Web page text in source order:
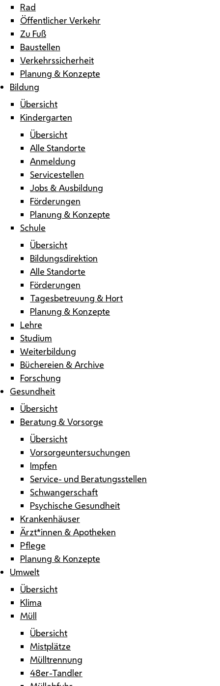
Rad
Öffentlicher Verkehr
Zu Fuß
Baustellen
Verkehrssicherheit
Planung & Konzepte
Bildung
Übersicht
Kindergarten
Übersicht
Alle Standorte
Anmeldung
Servicestellen
Jobs & Ausbildung
Förderungen
Planung & Konzepte
Schule
Übersicht
Bildungsdirektion
Alle Standorte
Förderungen
Tagesbetreuung & Hort
Planung & Konzepte
Lehre
Studium
Weiterbildung
Büchereien & Archive
Forschung
Gesundheit
Übersicht
Beratung & Vorsorge
Übersicht
Vorsorgeuntersuchungen
Impfen
Service- und Beratungsstellen
Schwangerschaft
Psychische Gesundheit
Krankenhäuser
Ärzt*innen & Apotheken
Pflege
Planung & Konzepte
Umwelt
Übersicht
Klima
Müll
Übersicht
Mistplätze
Mülltrennung
48er-Tandler